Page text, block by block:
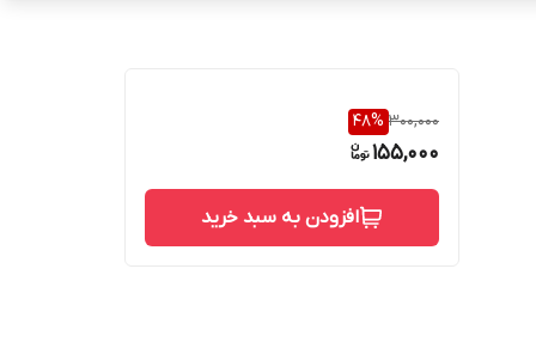
300,000
48%
155,000
افزودن به سبد خرید